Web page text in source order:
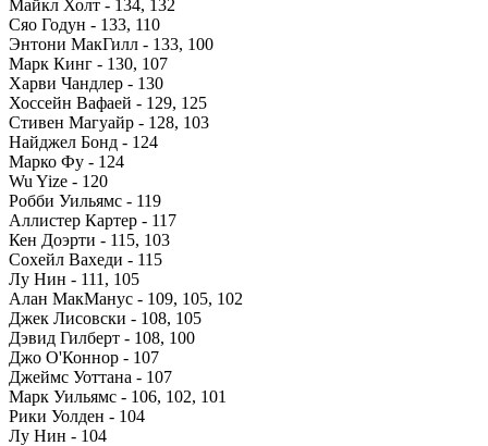
Майкл Холт - 134, 132
Сяо Годун - 133, 110
Энтони МакГилл - 133, 100
Марк Кинг - 130, 107
Харви Чандлер - 130
Хоссейн Вафаей - 129, 125
Стивен Магуайр - 128, 103
Найджел Бонд - 124
Марко Фу - 124
Wu Yize - 120
Робби Уильямс - 119
Аллистер Картер - 117
Кен Доэрти - 115, 103
Сохейл Вахеди - 115
Лу Нин - 111, 105
Алан МакМанус - 109, 105, 102
Джек Лисовски - 108, 105
Дэвид Гилберт - 108, 100
Джо О'Коннор - 107
Джеймс Уоттана - 107
Марк Уильямс - 106, 102, 101
Рики Уолден - 104
Лу Нин - 104